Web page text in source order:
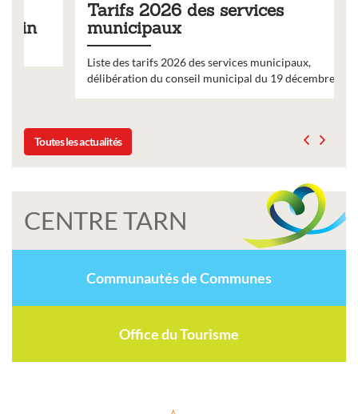
Tarifs 2026 des services
municipaux
Liste des tarifs 2026 des services municipaux,
délibération du conseil municipal du 19 décembre 2025
Toutes les actualités
CENTRE TARN
Communautés de Communes
Office du Tourisme